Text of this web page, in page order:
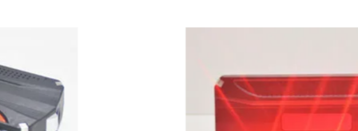
관
리